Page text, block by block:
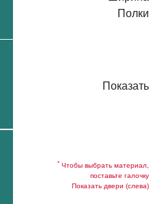
Полки
Показать
* Чтобы выбрать материал,
поставьте галочку
Показать двери (слева)